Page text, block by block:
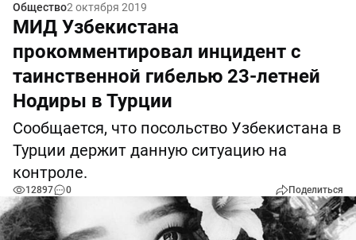
Общество2 октября 2019
МИД Узбекистана
прокомментировал инцидент с
таинственной гибелью 23-летней
Нодиры в Турции
Сообщается, что посольство Узбекистана в
Турции держит данную ситуацию на
контроле.
12897 0 Поделиться